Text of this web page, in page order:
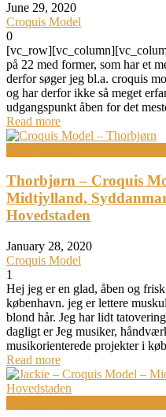
June 29, 2020
Croquis Model
0
på 22 med former, som har et
derfor søger jeg bl.a. croquis
og har derfor ikke så meget
udgangspunkt åben for det
Read more
Thorbjørn – Croquis
Midtjylland,
Hovedstaden
January 28, 2020
Croquis Model
1
Hej jeg er en glad, åben og
københavn. jeg er lettere
blond hår. Jeg har lidt
dagligt er Jeg musiker,
musikorienterede projekter i
Read more